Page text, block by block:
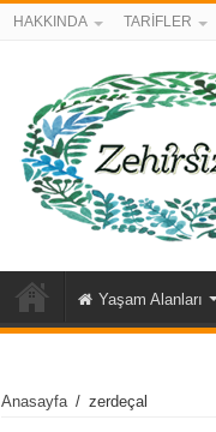
HAKKINDA TARİFLER
Yaşam Alanları
Anasayfa / zerdeçal